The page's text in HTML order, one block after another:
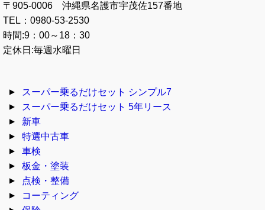
〒905-0006 沖縄県名護市宇茂佐157番地
TEL：0980-53-2530
時間:9：00～18：30
定休日:毎週水曜日
スーパー乗るだけセット シンプル7
スーパー乗るだけセット 5年リース
新車
特選中古車
車検
板金・塗装
点検・整備
コーティング